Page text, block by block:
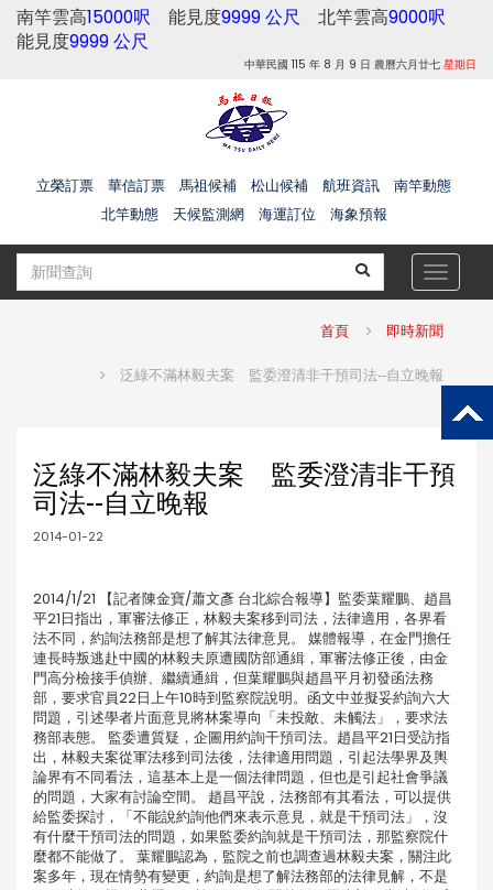
南竿雲高15000呎 能見度9999 公尺 北竿雲高9000呎
能見度9999 公尺
中華民國 115 年 8 月 9 日 農曆六月廿七 星期日
立榮訂票 華信訂票 馬祖候補 松山候補 航班資訊
南竿動態
北竿動態
天候監測網 海運訂位 海象預報
Toggle
首頁 即時新聞
泛綠不滿林毅夫案 監委澄清非干預司法--自立晚報
泛綠不滿林毅夫案 監委澄清非干預
司法--自立晚報
2014-01-22
2014/1/21 【記者陳金寶/蕭文彥 台北綜合報導】監委葉耀鵬、趙昌
平21日指出，軍審法修正，林毅夫案移到司法，法律適用，各界看
法不同，約詢法務部是想了解其法律意見。 媒體報導，在金門擔任
連長時叛逃赴中國的林毅夫原遭國防部通緝，軍審法修正後，由金
門高分檢接手偵辦、繼續通緝，但葉耀鵬與趙昌平月初發函法務
部，要求官員22日上午10時到監察院說明。函文中並擬妥約詢六大
問題，引述學者片面意見將林案導向「未投敵、未觸法」，要求法
務部表態。 監委遭質疑，企圖用約詢干預司法。趙昌平21日受訪指
出，林毅夫案從軍法移到司法後，法律適用問題，引起法學界及輿
論界有不同看法，這基本上是一個法律問題，但也是引起社會爭議
的問題，大家有討論空間。 趙昌平說，法務部有其看法，可以提供
給監委探討，「不能說約詢他們來表示意見，就是干預司法」，沒
有什麼干預司法的問題，如果監委約詢就是干預司法，那監察院什
麼都不能做了。 葉耀鵬認為，監院之前也調查過林毅夫案，關注此
案多年，現在情勢有變更，約詢是想了解法務部的法律見解，不是